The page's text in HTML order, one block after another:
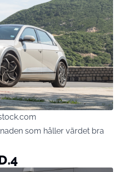
som håller värdet bra